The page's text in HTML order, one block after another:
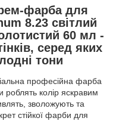
фарба для
8.23 ​​світлий
60 мл -
серед яких
тони
професійна фарба
роблять колір яскравим
зволожують та
стійкої фарби для